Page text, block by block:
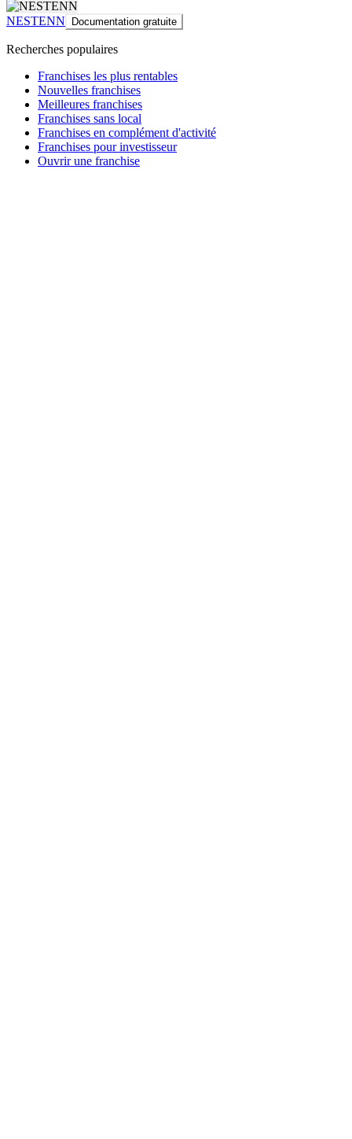
NESTENN Documentation gratuite
Recherches populaires
Franchises les plus rentables
Nouvelles franchises
Meilleures franchises
Franchises sans local
Franchises en complément d'activité
Franchises pour investisseur
Ouvrir une franchise